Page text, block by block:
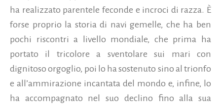
ha realizzato parentele feconde e incroci di razza. È
forse proprio la storia di navi gemelle, che ha ben
pochi riscontri a livello mondiale, che prima ha
portato il tricolore a sventolare sui mari con
dignitoso orgoglio, poi lo ha sostenuto sino al trionfo
e all’ammirazione incantata del mondo e, infine, lo
ha accompagnato nel suo declino fino alla sua